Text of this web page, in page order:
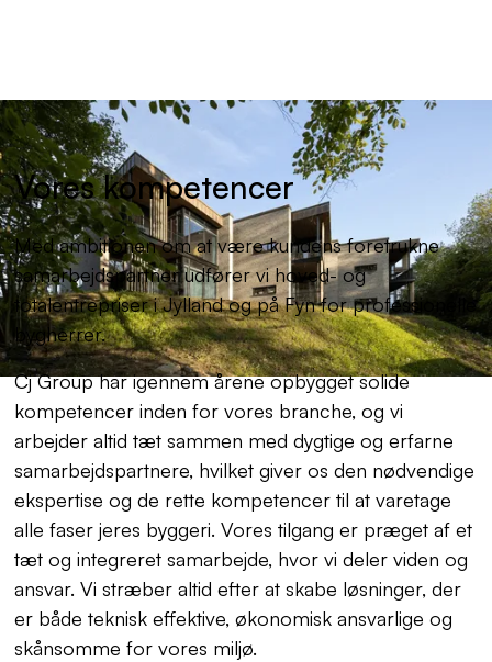
Vores kompetencer
Med ambitionen om at være kundens foretrukne
samarbejdspartner udfører vi hoved- og
totalentrepriser i Jylland og på Fyn for professionelle
bygherrer.
Cj Group har igennem årene opbygget solide
kompetencer inden for vores branche, og vi
arbejder altid tæt sammen med dygtige og erfarne
samarbejdspartnere, hvilket giver os den nødvendige
ekspertise og de rette kompetencer til at varetage
alle faser jeres byggeri. Vores tilgang er præget af et
tæt og integreret samarbejde, hvor vi deler viden og
ansvar. Vi stræber altid efter at skabe løsninger, der
er både teknisk effektive, økonomisk ansvarlige og
skånsomme for vores miljø.